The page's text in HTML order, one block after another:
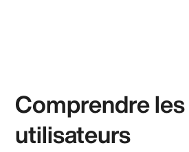
Comprendre les
utilisateurs